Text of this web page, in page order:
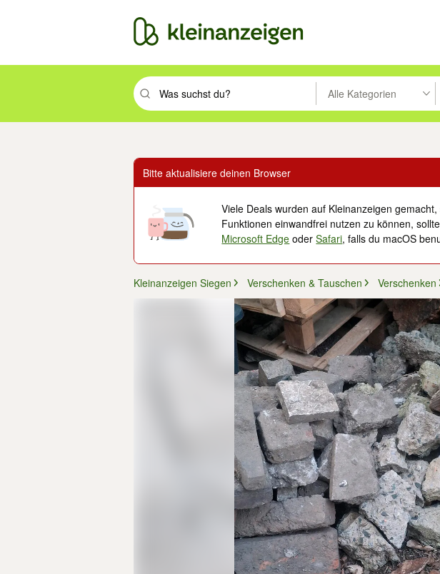
Suchbegriff eingeben. Eingabetaste drücken um zu suchen, oder
Alle Kategorien
Bitte aktualisiere deinen Browser
Viele Deals wurden auf Kleinanzeigen
Funktionen einwandfrei nutzen zu können,
Microsoft Edge oderSafari, falls du macOS
Kleinanzeigen Siegen Verschenken & Tauschen Verschenken